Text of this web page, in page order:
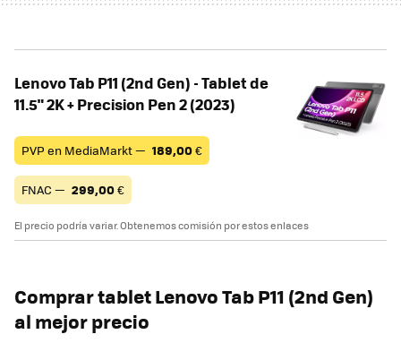
Lenovo Tab P11 (2nd Gen) - Tablet de
11.5" 2K + Precision Pen 2 (2023)
PVP en MediaMarkt — 189,00€
FNAC — 299,00€
El precio podría variar. Obtenemos comisión por estos enlaces
Comprar tablet Lenovo Tab P11 (2nd Gen)
al mejor precio